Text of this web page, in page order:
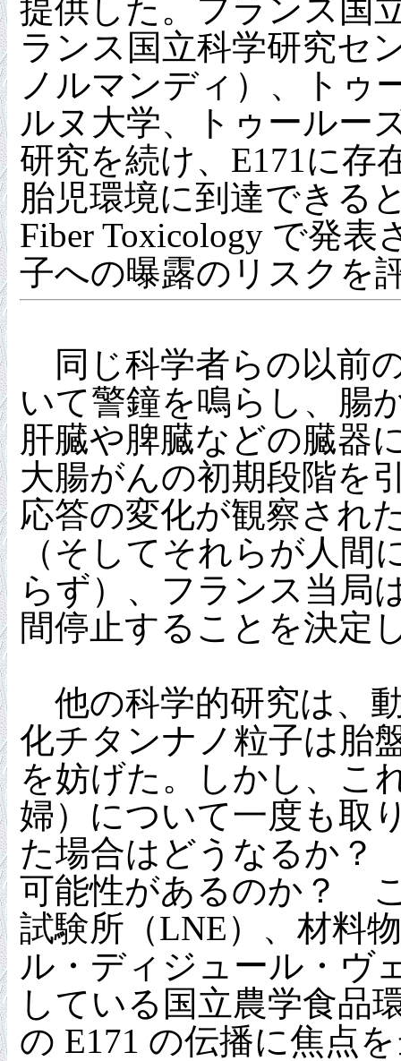
提供した。フランス国
ランス国立科学研究セ
ノルマンディ）、トゥ
ルヌ大学、トゥールー
研究を続け、E171に存
胎児環境に到達できる
Fiber Toxicology で発
子への曝露のリスクを
同じ科学者らの以前
いて警鐘を鳴らし、腸
肝臓や脾臓などの臓器
大腸がんの初期段階を
応答の変化が観察され
（そしてそれらが人
らず）、フランス当局
間停止することを決定
他の科学的研究は、
化チタンナノ粒子は胎
を妨げた。しかし、こ
婦）について一度も取
た場合はどうなるか？
可能性があるのか？
試験所（LNE）、材料
ル・ディジュール・ヴ
している国立農学食品
の E171 の伝播に焦点